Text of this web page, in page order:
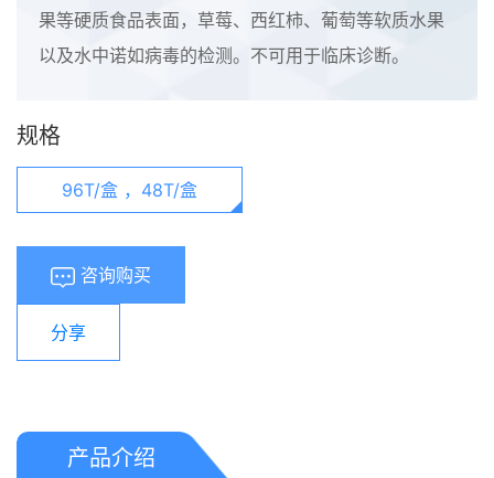
果等硬质食品表面，草莓、西红柿、葡萄等软质水果
以及水中诺如病毒的检测。不可用于临床诊断。
规格
96T/盒 ，48T/盒
咨询购买
分享
产品介绍